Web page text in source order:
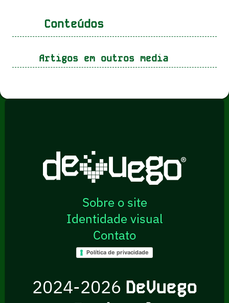
Conteúdos
Artigos em outros media
Sobre o site
Identidade visual
Contato
Política de privacidade
2024-2026 DeVuego